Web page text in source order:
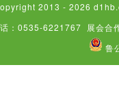
2013 - 2026
：0535-6221767 展会合
鲁